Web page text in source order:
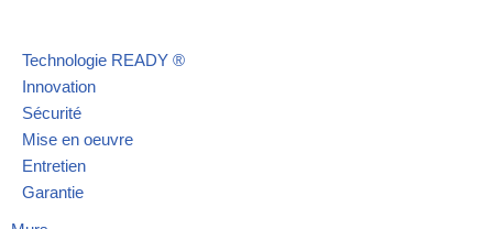
Technologie READY ®
Innovation
Sécurité
Mise en oeuvre
Entretien
Garantie